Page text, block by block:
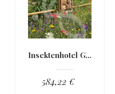
Insektenhotel Gigantisch
584,22 €